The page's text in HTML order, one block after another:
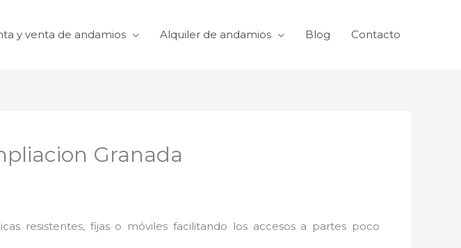
y venta de andamios Alquiler de andamios Blog Contacto
Granada
resistentes, fijas o móviles facilitando los accesos a partes poco